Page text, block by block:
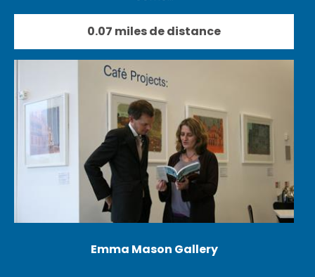
0.07 miles de distance
Emma Mason Gallery